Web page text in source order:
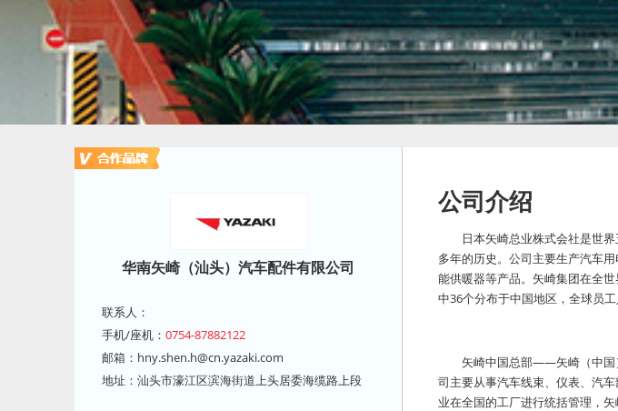
华南矢崎（汕头）汽车配件有限公司
联系人：
手机/座机： 0754-87882122
邮箱： hny.shen.h@cn.yazaki.com
地址：汕头市濠江区滨海街道上头居委海缆路上段
公司介绍
日本矢崎总业株式会社是世
多年的历史。公司主要生产汽车
能供暖器等产品。矢崎集团在全
中36个分布于中国地区，全球员工
矢崎中国总部——矢崎（中国
司主要从事汽车线束、仪表、汽
业在全国的工厂进行统括管理，